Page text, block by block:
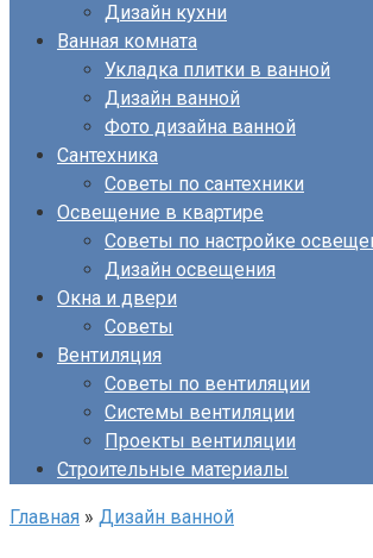
Дизайн кухни
Ванная комната
Укладка плитки в ванной
Дизайн ванной
Фото дизайна ванной
Сантехника
Советы по сантехники
Освещение в квартире
Советы по настройке
Дизайн освещения
Окна и двери
Советы
Вентиляция
Советы по вентиляции
Системы вентиляции
Проекты вентиляции
Строительные материалы
Главная » Дизайн ванной